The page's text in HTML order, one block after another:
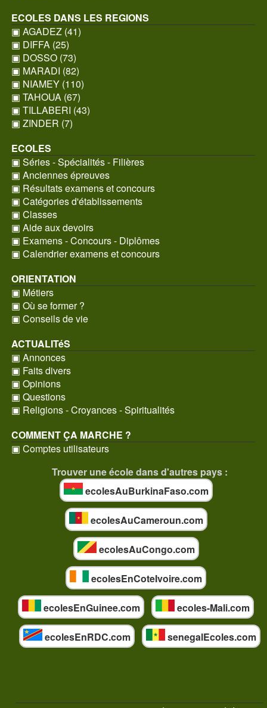
ECOLES DANS LES REGIONS
▣ AGADEZ (41)
▣ DIFFA (25)
▣ DOSSO (73)
▣ MARADI (82)
▣ NIAMEY (110)
▣ TAHOUA (67)
▣ TILLABERI (43)
▣ ZINDER (7)
ECOLES
▣ Séries - Spécialités - Filières
▣ Anciennes épreuves
▣ Résultats examens et concours
▣ Catégories d'établissements
▣ Classes
▣ Aide aux devoirs
▣ Examens - Concours - Diplômes
▣ Calendrier examens et concours
ORIENTATION
▣ Métiers
▣ Où se former ?
▣ Conseils de vie
ACTUALITéS
▣ Annonces
▣ Faits divers
▣ Opinions
▣ Questions
▣ Religions - Croyances - Spiritualités
COMMENT ÇA MARCHE ?
▣ Comptes utilisateurs
Trouver une école dans d'autres pays :
ecolesAuBurkinaFaso.com
ecolesAuCameroun.com
ecolesAuCongo.com
ecolesEnCoteIvoire.com
ecolesEnGuinee.com ecoles-Mali.com
ecolesEnRDC.com senegalEcoles.com